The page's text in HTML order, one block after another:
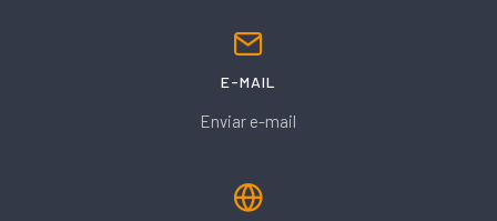
E-MAIL
Enviar e-mail